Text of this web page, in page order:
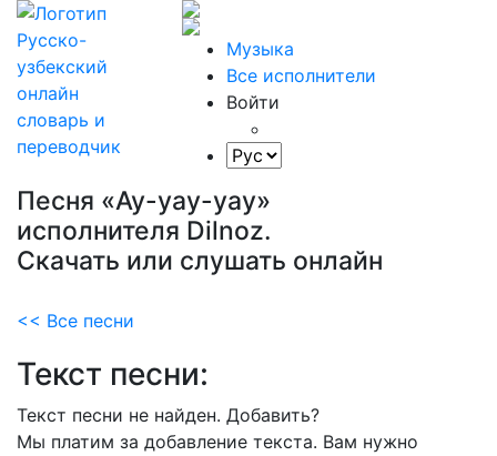
Музыка
Все исполнители
Войти
Песня «Ay-yay-yay»
исполнителя Dilnoz.
Скачать или слушать онлайн
<< Все песни
Текст песни:
Текст песни не найден. Добавить?
Мы платим за добавление текста. Вам нужно